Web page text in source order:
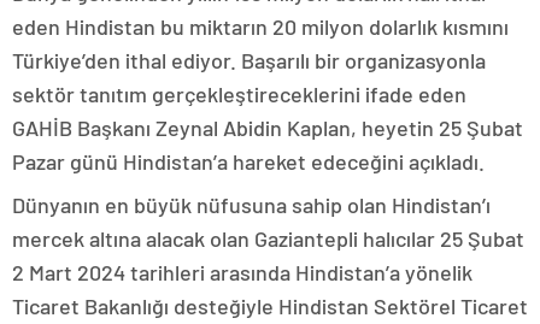
eden Hindistan bu miktarın 20 milyon dolarlık kısmını
Türkiye’den ithal ediyor. Başarılı bir organizasyonla
sektör tanıtım gerçekleştireceklerini ifade eden
GAHİB Başkanı Zeynal Abidin Kaplan, heyetin 25 Şubat
Pazar günü Hindistan’a hareket edeceğini açıkladı.
Dünyanın en büyük nüfusuna sahip olan Hindistan’ı
mercek altına alacak olan Gaziantepli halıcılar 25 Şubat
2 Mart 2024 tarihleri arasında Hindistan’a yönelik
Ticaret Bakanlığı desteğiyle Hindistan Sektörel Ticaret